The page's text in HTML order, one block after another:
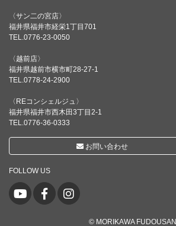
〈サン二の宮店〉
福井県福井市経栄1丁目701
TEL.0776-23-0050
〈越前店〉
福井県越前市横市町28-27-1
TEL.0778-24-2900
〈REコンシェルジュ〉
福井県福井市西木田3丁目2-1
TEL.0776-36-0333
お問い合わせ
FOLLOW US
© MORIKAWA FUDOUSAN